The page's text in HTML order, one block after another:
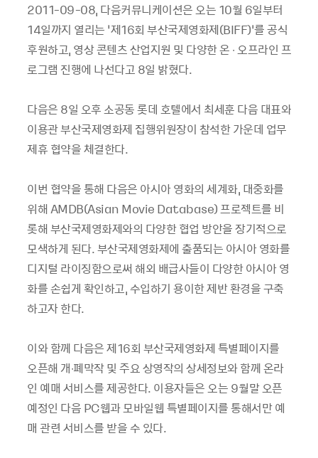
2011-09-08, 다음커뮤니케이션은 오는 10월 6일부터
14일까지 열리는 ‘제16회 부산국제영화제(BIFF)’를 공식
후원하고, 영상 콘텐츠 산업지원 및 다양한 온 ∙ 오프라인 프
로그램 진행에 나선다고 8일 밝혔다.
다음은 8일 오후 소공동 롯데 호텔에서 최세훈 다음 대표와
이용관 부산국제영화제 집행위원장이 참석한 가운데 업무
제휴 협약을 체결한다.
이번 협약을 통해 다음은 아시아 영화의 세계화, 대중화를
위해 AMDB(Asian Movie Database) 프로젝트를 비
롯해 부산국제영화제와의 다양한 협업 방안을 장기적으로
모색하게 된다. 부산국제영화제에 출품되는 아시아 영화를
디지털 라이징함으로써 해외 배급사들이 다양한 아시아 영
화를 손쉽게 확인하고, 수입하기 용이한 제반 환경을 구축
하고자 한다.
이와 함께 다음은 제16회 부산국제영화제 특별페이지를
오픈해 개∙폐막작 및 주요 상영작의 상세정보와 함께 온라
인 예매 서비스를 제공한다. 이용자들은 오는 9월말 오픈
예정인 다음 PC웹과 모바일웹 특별페이지를 통해서만 예
매 관련 서비스를 받을 수 있다.